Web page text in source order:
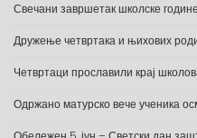
Свечани завршетак школске
Дружење четвртака и њихових
Четвртаци прославили крај
Одржано матурско вече ученика